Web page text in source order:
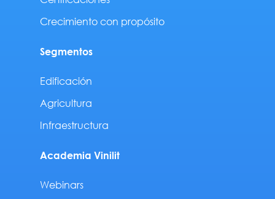
Crecimiento con propósito
Segmentos
Edificación
Agricultura
Infraestructura
Academia Vinilit
Webinars